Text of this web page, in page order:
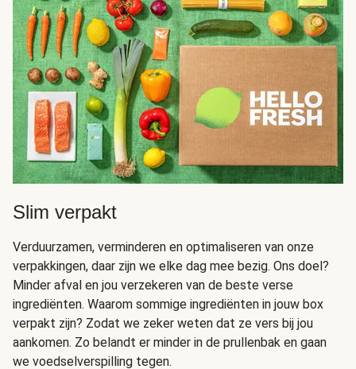
Slim verpakt
Verduurzamen, verminderen en optimaliseren van onze
verpakkingen, daar zijn we elke dag mee bezig. Ons doel?
Minder afval en jou verzekeren van de beste verse
ingrediënten. Waarom sommige ingrediënten in jouw box
verpakt zijn? Zodat we zeker weten dat ze vers bij jou
aankomen. Zo belandt er minder in de prullenbak en gaan
we voedselverspilling tegen.